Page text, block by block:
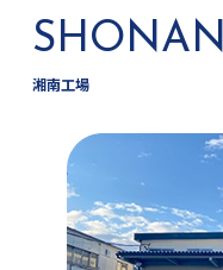
SHONAN
湘南工場